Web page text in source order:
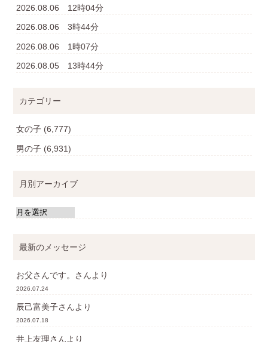
2026.08.06 12時04分
2026.08.06 3時44分
2026.08.06 1時07分
2026.08.05 13時44分
カテゴリー
女の子 (6,777)
男の子 (6,931)
月別アーカイブ
最新のメッセージ
お父さんです。 さんより
2026.07.24
辰己富美子さんより
2026.07.18
井上友理さんより